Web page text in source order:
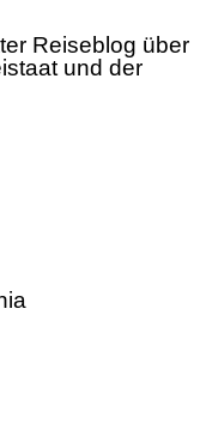
Reiseblog über
und der